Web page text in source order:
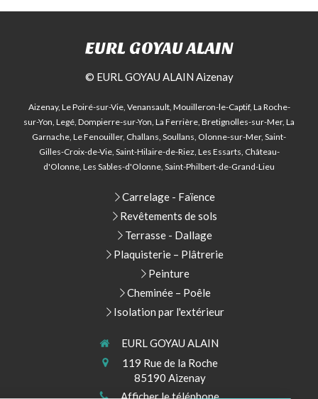
EURL GOYAU ALAIN
© EURL GOYAU ALAIN Aizenay
Aizenay, Le Poiré-sur-Vie, Venansault, Mouilleron-le-Captif, La Roche-
sur-Yon, Legé, Dompierre-sur-Yon, La Ferrière, Bretignolles-sur-Mer, La
Garnache, Le Fenouiller, Challans, Soullans, Olonne-sur-Mer, Saint-
Gilles-Croix-de-Vie, Saint-Hilaire-de-Riez, Les Essarts, Château-
d'Olonne, Les Sables-d'Olonne, Saint-Philbert-de-Grand-Lieu
Carrelage - Faïence
Revêtements de sols
Terrasse - Dallage
Plaquisterie – Plâtrerie
Peinture
Cheminée – Poêle
Isolation par l'extérieur
EURL GOYAU ALAIN
119 Rue de la Roche
85190 Aizenay
Afficher le téléphone